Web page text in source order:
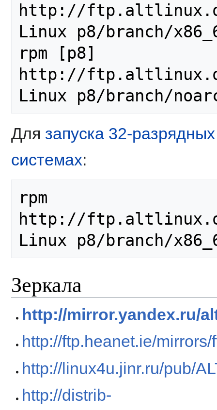
http://
Linux p8/branch/
rpm [p8]
http://
Linux p8/branch/
Для запуска 32-
системах:
rpm
http://
Linux p8/branch/
Зеркала
http://mirror.yandex.ru/
http://ftp.heanet.ie/
http://linux4u.jinr.ru/pub/
http://distrib-